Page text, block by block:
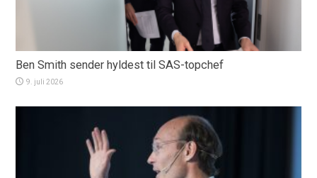
Ben Smith sender hyldest til SAS-topchef
9. juli 2026